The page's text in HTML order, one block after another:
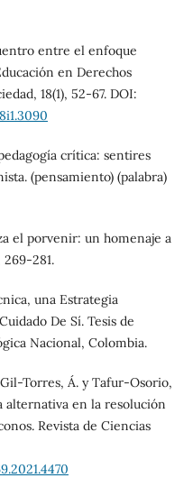
entre el enfoque
en Derechos
18(1), 52-67. DOI:
crítica: sentires
(pensamiento) (palabra)
el porvenir: un homenaje a
269-281.
una Estrategia
De Sí. Tesis de
Nacional, Colombia.
Torres, Á. y Tafur-Osorio,
alternativa en la resolución
Revista de Ciencias